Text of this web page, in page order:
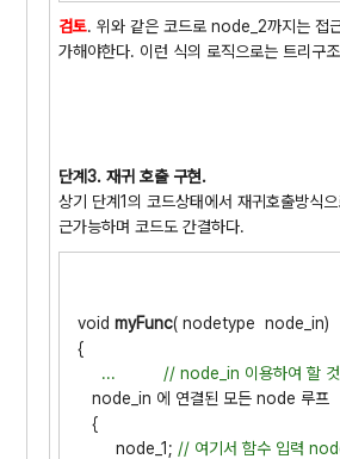
검토. 위와 같은 코드로 node_2까지는 접
가해야한다. 이런 식의 로직으로는 트리구
단계3. 재귀 호출 구현.
상기 단계1의 코드상태에서 재귀호출방식
근가능하며 코드도 간결하다.
void myFunc( nodetype node_in)
{
... // node_in 이용하여 할 것
node_in 에 연결된 모든 node 루프
{
node_1; // 여기서 함수 입력